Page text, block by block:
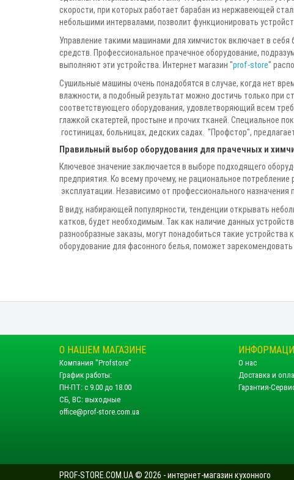
скорости, при которых работает барабан из нержавеющей
небольшими интервалами, позволит функционировать
Управление такими машинами для химчисток включает в
средств. Профессиональное прачечное оборудование,
выполняют эти устройства. Интернет магазин "prof-store"
Сушильные машины очень понадобятся в случае, когда нет
влажности, а подобный результат можно достичь только при
соответствующего оборудования, удовлетворяющий всем
глажкой скатертей, простыне и прочих тканей. Специальное
гостиницах, больницах, дедских садах. "Профстор",
Правильный выбор оборудования для прачечных и
Ключевое значение заключается в выборе подходящего
предприятия. Ко всему прочему, не рациональное
эксплуатации. Независимо от профессионального
В виду, набирающей популярности, тенденции открывать
катков, будет необходимым. Так как наличие данных
разнообразные заказы, могут понадобиться такие
оборудование для фасонного белья, поможет зарекомендовать
О НАШЕМ МАГАЗИНЕ
Компания "Profstore"
График работы:
ПН-ПТ: с 9.00 до 18.00
СБ, ВС: выходные
office@prof-store.com.ua
О нас
Доставка и
Гарантия-
PROF-STORE.COM.UA © 2026 - интернет-магазин кухонного